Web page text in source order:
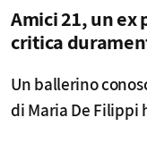
Amici 21, un
critica
Un ballerino
di Maria De Filippi